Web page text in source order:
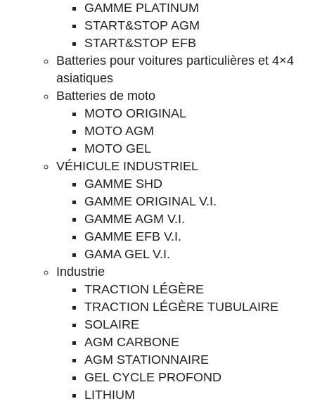
GAMME PLATINUM
START&STOP AGM
START&STOP EFB
Batteries pour voitures particulières et 4×4
asiatiques
Batteries de moto
MOTO ORIGINAL
MOTO AGM
MOTO GEL
VÉHICULE INDUSTRIEL
GAMME SHD
GAMME ORIGINAL V.I.
GAMME AGM V.I.
GAMME EFB V.I.
GAMA GEL V.I.
Industrie
TRACTION LÉGÈRE
TRACTION LÉGÈRE TUBULAIRE
SOLAIRE
AGM CARBONE
AGM STATIONNAIRE
GEL CYCLE PROFOND
LITHIUM